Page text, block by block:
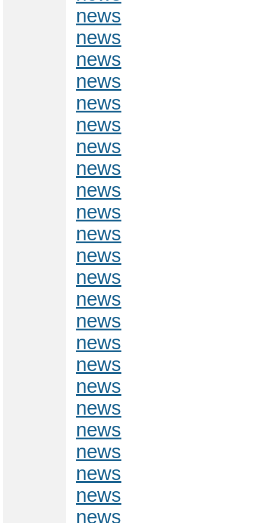
news
news
news
news
news
news
news
news
news
news
news
news
news
news
news
news
news
news
news
news
news
news
news
news